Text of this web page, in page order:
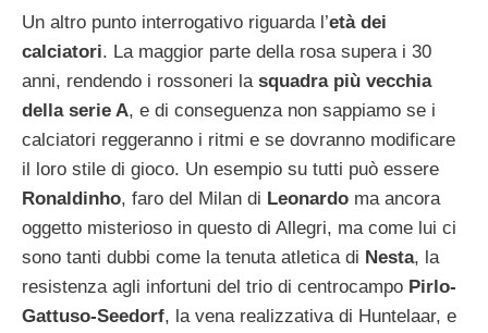
Un altro punto interrogativo riguarda l’età dei
calciatori. La maggior parte della rosa supera i 30
anni, rendendo i rossoneri la squadra più vecchia
della serie A, e di conseguenza non sappiamo se i
calciatori reggeranno i ritmi e se dovranno modificare
il loro stile di gioco. Un esempio su tutti può essere
Ronaldinho, faro del Milan di Leonardo ma ancora
oggetto misterioso in questo di Allegri, ma come lui ci
sono tanti dubbi come la tenuta atletica di Nesta, la
resistenza agli infortuni del trio di centrocampo Pirlo-
Gattuso-Seedorf, la vena realizzativa di Huntelaar, e